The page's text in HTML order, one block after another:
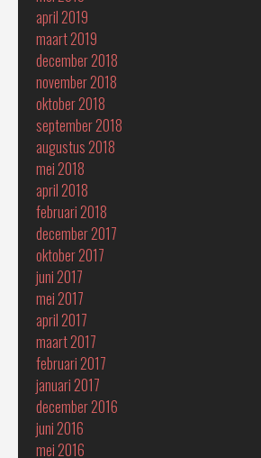
april 2019
maart 2019
december 2018
november 2018
oktober 2018
september 2018
augustus 2018
mei 2018
april 2018
februari 2018
december 2017
oktober 2017
juni 2017
mei 2017
april 2017
maart 2017
februari 2017
januari 2017
december 2016
juni 2016
mei 2016